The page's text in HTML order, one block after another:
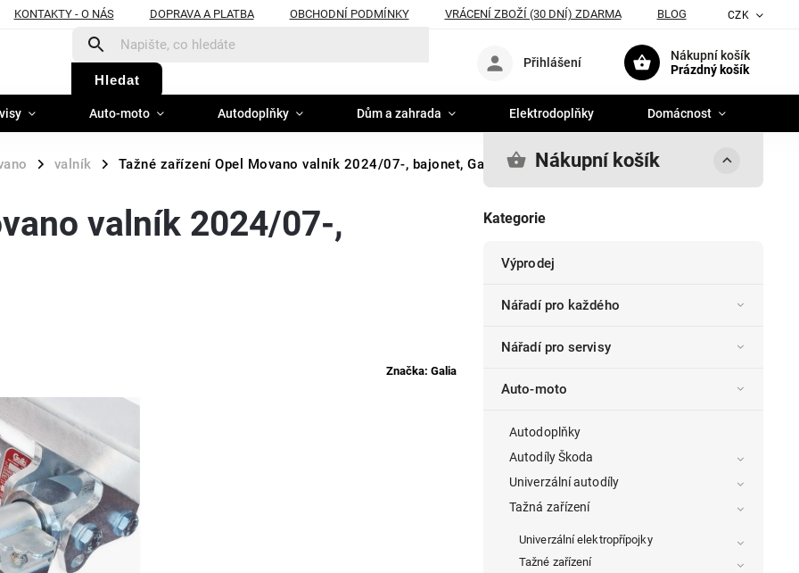
KONTAKTY - O NÁS DOPRAVA A PLATBA OBCHODNÍ PODMÍNKY VRÁCENÍ ZBOŽÍ (30 DNÍ) ZDARMA BLOG CZK
Hledat
Nákupní košík
Prázdný košík
Přihlášení
Auto-moto Autodoplňky Dům a zahrada Elektrodoplňky Domácnost
/ valník / Tažné zařízení Opel Movano valník 2024/07-, bajonet, Galia Nákupní košík
Kategorie
Výprodej
Nářadí pro každého
Nářadí pro servisy
Auto-moto
Autodoplňky
Autodíly Škoda
Univerzální autodíly
Tažná zařízení
Univerzální elektropřípojky
Tažné zařízení
valník 2024/07-,
Značka: Galia